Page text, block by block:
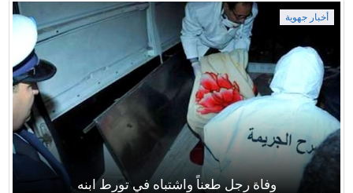
أخبار جهوية
وفاة رجل طعناً واشتباه في تورط ابنه